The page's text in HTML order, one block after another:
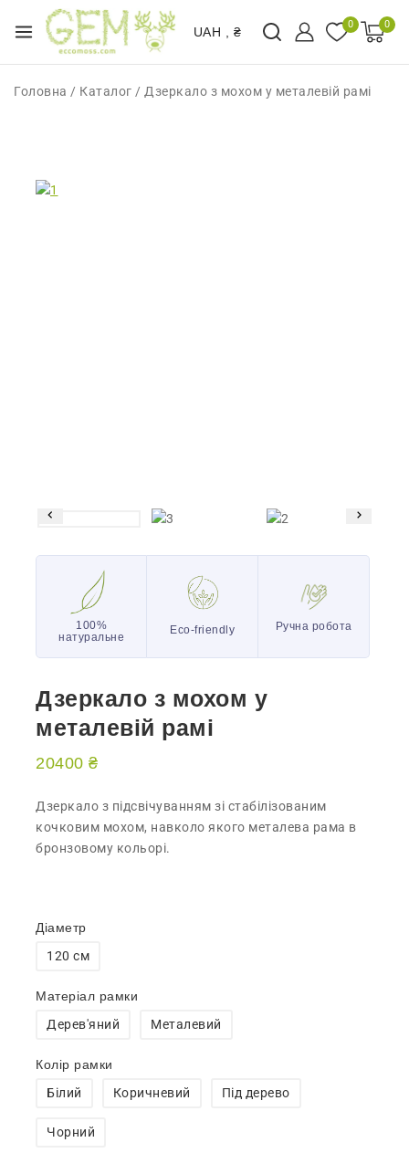
UAH , ₴
0 0
Головна / Каталог / Дзеркало з мохом у металевій рамі
100%
натуральне
Eco-friendly Ручна робота
Дзеркало з мохом у
металевій рамі
20400 ₴
Дзеркало з підсвічуванням зі стабілізованим
кочковим мохом, навколо якого металева рама в
бронзовому кольорі.
Діаметр
120 см
Матеріал рамки
Дерев'яний
Металевий
Колір рамки
Білий
Коричневий Під дерево
Чорний